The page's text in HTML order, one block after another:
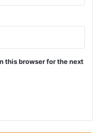
this browser for the next